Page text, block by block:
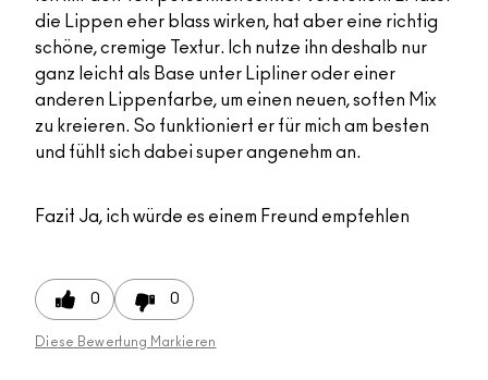
die Lippen eher blass wirken, hat aber eine richtig
schöne, cremige Textur. Ich nutze ihn deshalb nur
ganz leicht als Base unter Lipliner oder einer
anderen Lippenfarbe, um einen neuen, soften Mix
zu kreieren. So funktioniert er für mich am besten
und fühlt sich dabei super angenehm an.
Fazit Ja, ich würde es einem Freund empfehlen
0 0
Diese Bewertung Markieren